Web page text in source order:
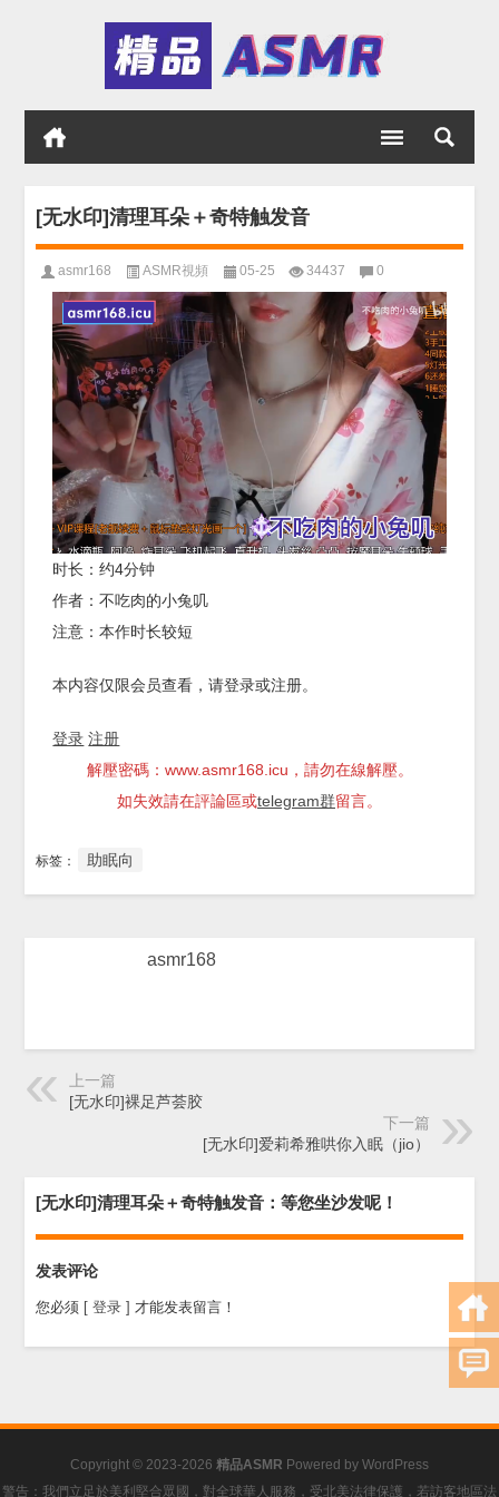
[无水印]清理耳朵＋奇特触发音
asmr168 ASMR視頻 05-25 34437 0
时长：约4分钟
作者：不吃肉的小兔叽
注意：本作时长较短
本内容仅限会员查看，请登录或注册。
登录 注册
解壓密碼：www.asmr168.icu，請勿在線解壓。
如失效請在評論區或telegram群留言。
标签： 助眠向
asmr168
上一篇
[无水印]裸足芦荟胶
下一篇
[无水印]爱莉希雅哄你入眠（jio）
[无水印]清理耳朵＋奇特触发音：等您坐沙发呢！
发表评论
您必须 [ 登录 ] 才能发表留言！
Copyright © 2023-2026 精品ASMR Powered by WordPress
警告：我們立足於美利堅合眾國，對全球華人服務，受北美法律保護，若訪客地區法